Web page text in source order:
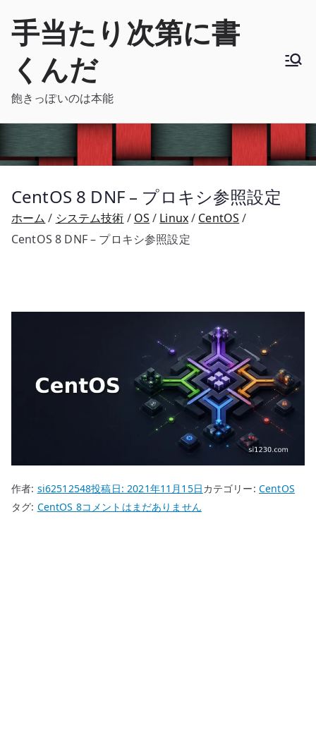
手当たり次第に書
くんだ
飽きっぽいのは本能
CentOS 8 DNF – プロキシ参照設定
ホーム システム技術 OS Linux
CentOS
CentOS 8 DNF – プロキシ参照設定
作者: si62512548投稿日:2021年11月15日カテゴリー: CentOS
タグ: CentOS 8CentOS
コメントはまだありません